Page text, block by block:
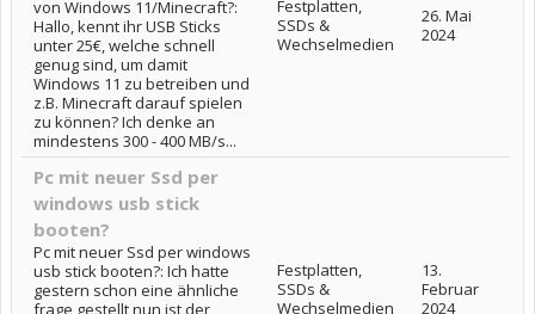
von Windows 11/Minecraft?:
Hallo, kennt ihr USB Sticks
unter 25€, welche schnell
genug sind, um damit
Windows 11 zu betreiben und
z.B. Minecraft darauf spielen
zu können? Ich denke an
mindestens 300 - 400 MB/s...
Festplatten,
SSDs &
Wechselmedien
26. Mai
2024
Pc mit neuer Ssd per
windows usb stick
booten?
Pc mit neuer Ssd per windows
usb stick booten?: Ich hatte
gestern schon eine ähnliche
frage gestellt nun ist der
Festplatten,
SSDs &
Wechselmedien
13.
Februar
2024